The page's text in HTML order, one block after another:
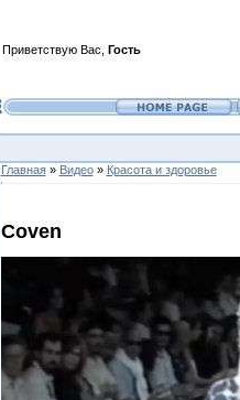
Приветствую Вас Гость
Главная» Видео» Красота и здоровье
Coven